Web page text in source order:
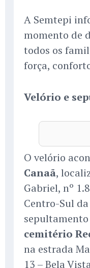
A Semtepi
momento de
todos os
força,
Velório e
O velório
Canaã,
Gabriel, nº
Centro-Sul
cemitério
na estrada
13 – Bela